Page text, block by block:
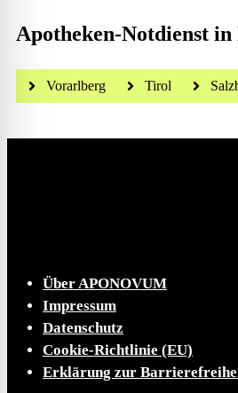
Apotheken-Notdienst in
Vorarlberg Tirol
Über APONOVUM
Impressum
Datenschutz
Cookie-Richtlinie (EU)
Erklärung zur